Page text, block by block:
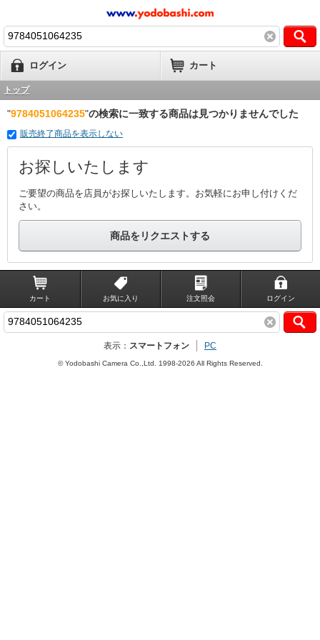
ログイン カート
トップ
"9784051064235"の検索に一致する商品は見つかりませんでした
販売終了商品を表示しない
お探しいたします
ご要望の商品を店員がお探しいたします。お気軽にお申し付けくだ
さい。
商品をリクエストする
カート お気に入り 注文照会 ログイン
表示： スマートフォン PC
© Yodobashi Camera Co.,Ltd. 1998-2026 All Rights Reserved.